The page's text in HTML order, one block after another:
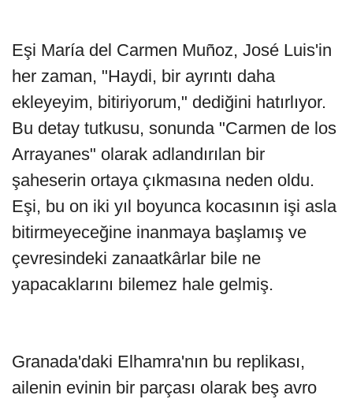
Eşi María del Carmen Muñoz, José Luis'in
her zaman, "Haydi, bir ayrıntı daha
ekleyeyim, bitiriyorum," dediğini hatırlıyor.
Bu detay tutkusu, sonunda "Carmen de los
Arrayanes" olarak adlandırılan bir
şaheserin ortaya çıkmasına neden oldu.
Eşi, bu on iki yıl boyunca kocasının işi asla
bitirmeyeceğine inanmaya başlamış ve
çevresindeki zanaatkârlar bile ne
yapacaklarını bilemez hale gelmiş.
Granada'daki Elhamra'nın bu replikası,
ailenin evinin bir parçası olarak beş avro